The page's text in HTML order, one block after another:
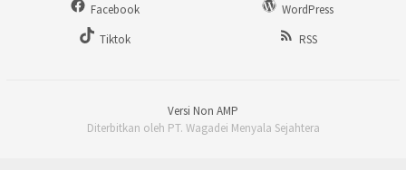
Facebook
WordPress
Tiktok
RSS
Versi Non AMP
Diterbitkan oleh PT. Wagadei Menyala Sejahtera